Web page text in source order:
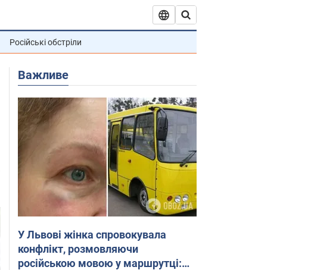
Російські обстріли
Важливе
У Львові жінка спровокувала
конфлікт, розмовляючи
російською мовою у маршрутці: